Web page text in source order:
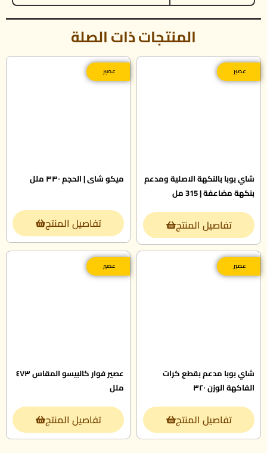
المنتجات ذات الصلة
عصير
شاي بوبا بالنكهة الاصلية ومدعم
بنكهة مضاعفة | 315 مل
تفاصيل المنتج
عصير
ميكو شاى | الحجم ٣٣٠ ملل
تفاصيل المنتج
عصير
شاي بوبا مدعم بقطع كرات
الفاكهة الوزن ٣٢٠
تفاصيل المنتج
عصير
عصير فوار كالبيسو المقاس ٤٧٣
ملل
تفاصيل المنتج